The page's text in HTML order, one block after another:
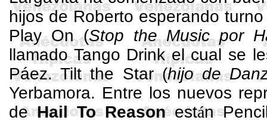
hijos de Roberto esperando
PlayOn(Stop theMusic por
llamado Tango Drinkel cual se
Páez.Tilt the Star (hijo de
Yerbamora. Entre los nuevos
deHail To Reasonestán